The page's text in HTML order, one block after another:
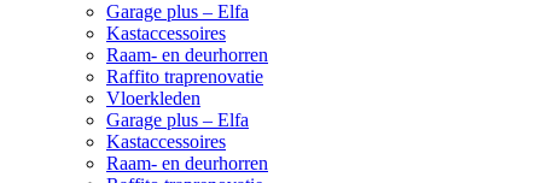
Garage plus – Elfa
Kastaccessoires
Raam- en deurhorren
Raffito traprenovatie
Vloerkleden
Garage plus – Elfa
Kastaccessoires
Raam- en deurhorren